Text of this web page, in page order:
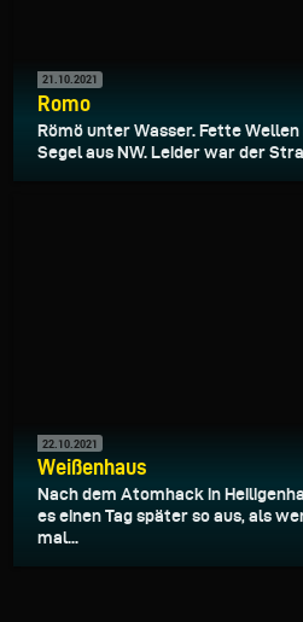
21.10.2021
Romo
Römö unter Wasser. Fette
Segel aus NW. Leider war der
22.10.2021
Weißenhaus
Nach dem Atomhack in
es einen Tag später so aus, als
mal...